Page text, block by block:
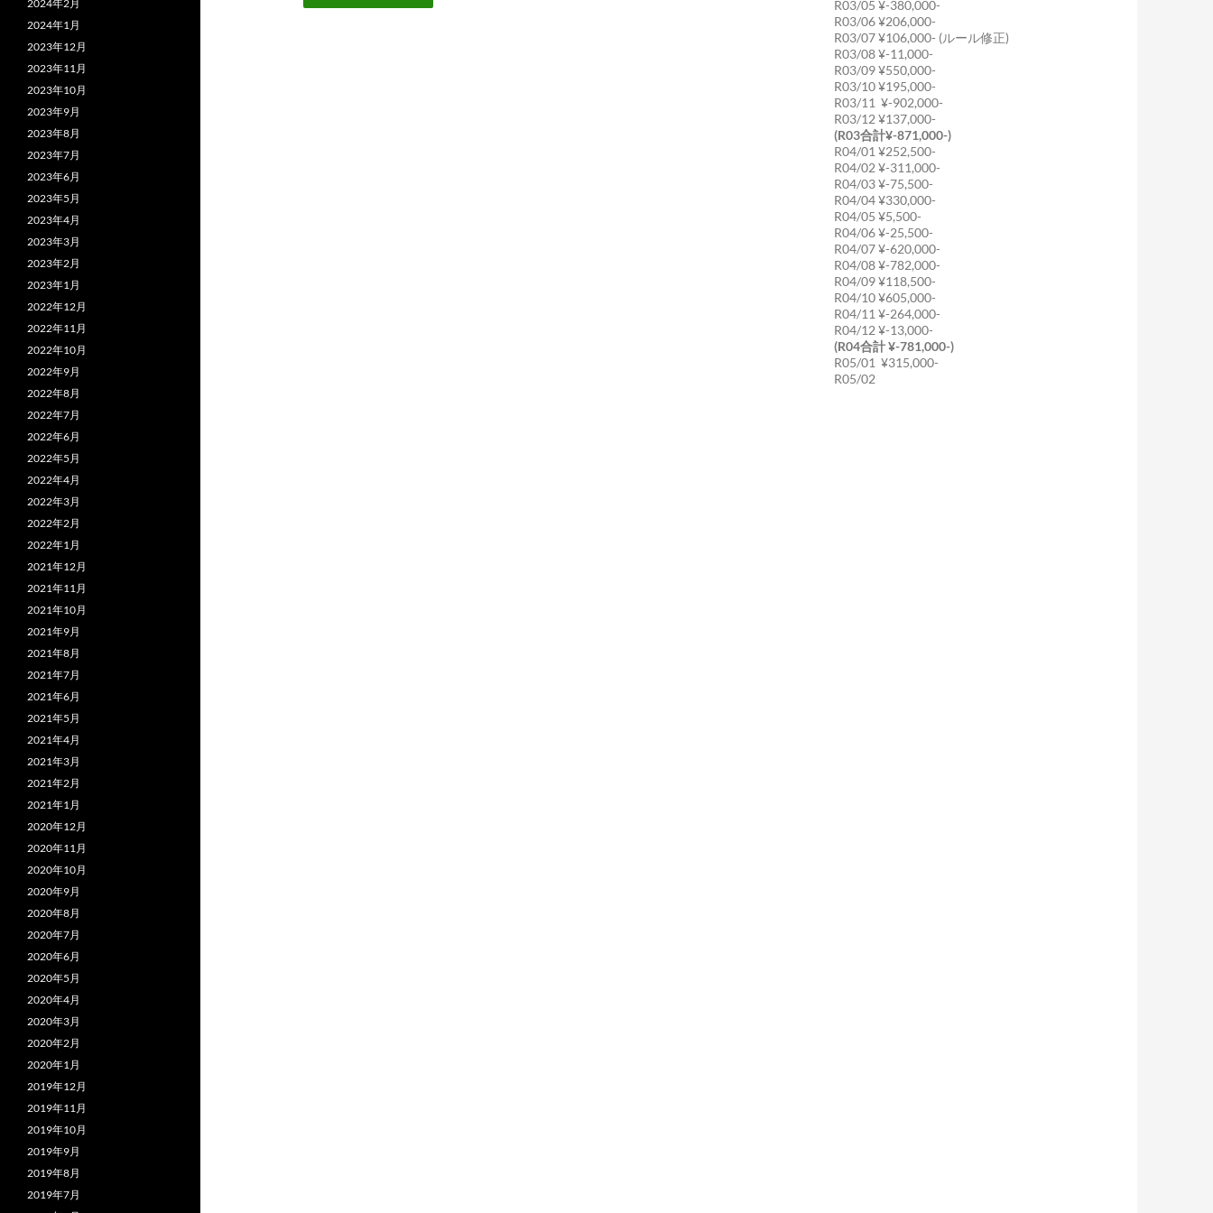
R03/05 ¥-380,000-
R03/06 ¥206,000-
R03/07 ¥106,000- (ルール修正)
R03/08 ¥-11,000-
R03/09 ¥550,000-
R03/10 ¥195,000-
R03/11 ¥-902,000-
R03/12 ¥137,000-
(R03合計¥-871,000-)
R04/01 ¥252,500-
R04/02 ¥-311,000-
R04/03 ¥-75,500-
R04/04 ¥330,000-
R04/05 ¥5,500-
R04/06 ¥-25,500-
R04/07 ¥-620,000-
R04/08 ¥-782,000-
R04/09 ¥118,500-
R04/10 ¥605,000-
R04/11 ¥-264,000-
R04/12 ¥-13,000-
(R04合計 ¥-781,000-)
R05/01 ¥315,000-
R05/02
2024年2月
2024年1月
2023年12月
2023年11月
2023年10月
2023年9月
2023年8月
2023年7月
2023年6月
2023年5月
2023年4月
2023年3月
2023年2月
2023年1月
2022年12月
2022年11月
2022年10月
2022年9月
2022年8月
2022年7月
2022年6月
2022年5月
2022年4月
2022年3月
2022年2月
2022年1月
2021年12月
2021年11月
2021年10月
2021年9月
2021年8月
2021年7月
2021年6月
2021年5月
2021年4月
2021年3月
2021年2月
2021年1月
2020年12月
2020年11月
2020年10月
2020年9月
2020年8月
2020年7月
2020年6月
2020年5月
2020年4月
2020年3月
2020年2月
2020年1月
2019年12月
2019年11月
2019年10月
2019年9月
2019年8月
2019年7月